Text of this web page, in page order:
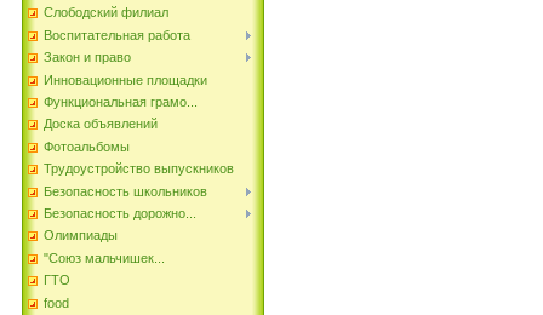
Слободский филиал
Воспитательная работа
Закон и право
Инновационные площадки
Функциональная грамо...
Доска объявлений
Фотоальбомы
Трудоустройство выпускников
Безопасность школьников
Безопасность дорожно...
Олимпиады
"Союз мальчишек...
ГТО
food